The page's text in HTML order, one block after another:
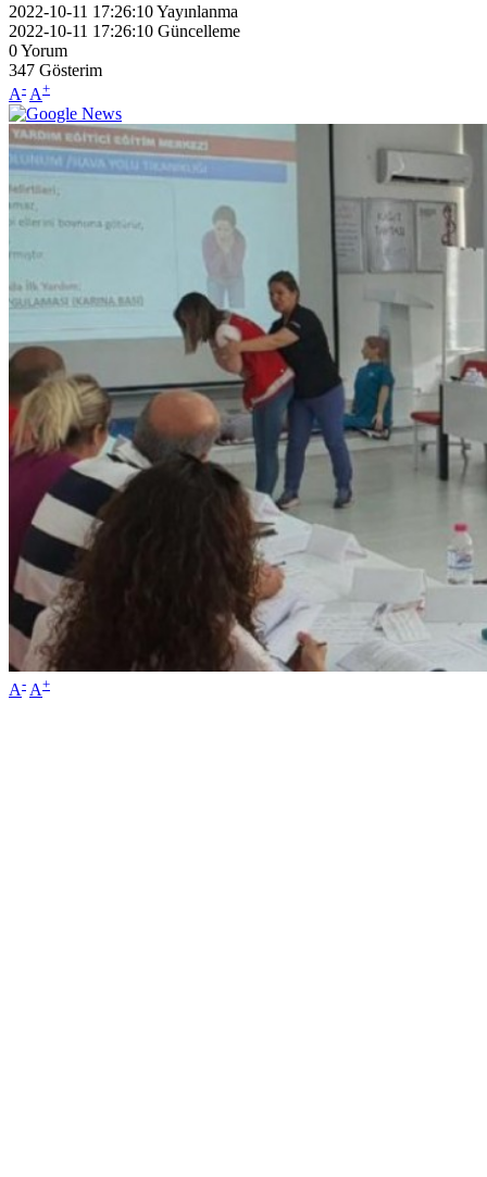
2022-10-11 17:26:10Yayınlanma
2022-10-11 17:26:10 Güncelleme
0Yorum
347 Gösterim
A- A+
A- A+